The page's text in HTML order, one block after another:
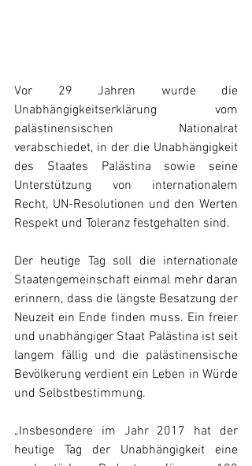
Vor 29 Jahren wurde die
Unabhängigkeitserklärung vom
palästinensischen Nationalrat
verabschiedet, in der die Unabhängigkeit
des Staates Palästina sowie seine
Unterstützung von internationalem
Recht, UN-Resolutionen und den Werten
Respekt und Toleranz festgehalten sind.
Der heutige Tag soll die internationale
Staatengemeinschaft einmal mehr daran
erinnern, dass die längste Besatzung der
Neuzeit ein Ende finden muss. Ein freier
und unabhängiger Staat Palästina ist seit
langem fällig und die palästinensische
Bevölkerung verdient ein Leben in Würde
und Selbstbestimmung.
„Insbesondere im Jahr 2017 hat der
heutige Tag der Unabhängigkeit eine